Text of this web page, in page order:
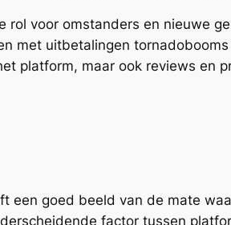
voor omstanders en nieuwe
met uitbetalingen
platform, maar ook reviews en
een goed beeld van de mate
factor tussen